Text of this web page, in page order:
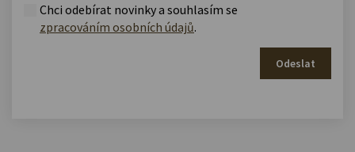
Chci odebírat novinky a souhlasím se
zpracováním osobních údajů.
Odeslat